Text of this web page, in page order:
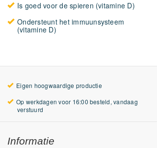
Is goed voor de spieren (vitamine D)
Ondersteunt het immuunsysteem
(vitamine D)
Eigen hoogwaardige productie
Op werkdagen voor 16:00 besteld, vandaag
verstuurd
Informatie